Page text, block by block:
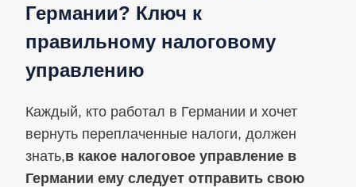
Германии? Ключ к
правильному налоговому
управлению
Каждый, кто работал в Германии и хочет
вернуть переплаченные налоги, должен
знать,в какое налоговое управление в
Германии ему следует отправить свою